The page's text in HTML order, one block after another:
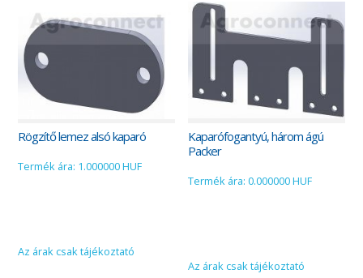
Rögzítő lemez alsó kaparó
Termék ára: 1.000000 HUF
Az árak csak tájékoztató
Kaparófogantyú, három ágú
Packer
Termék ára: 0.000000 HUF
Az árak csak tájékoztató